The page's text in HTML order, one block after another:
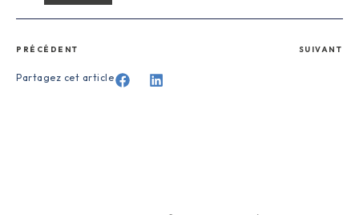
PRÉCÉDENT SUIVANT
Partagez cet article